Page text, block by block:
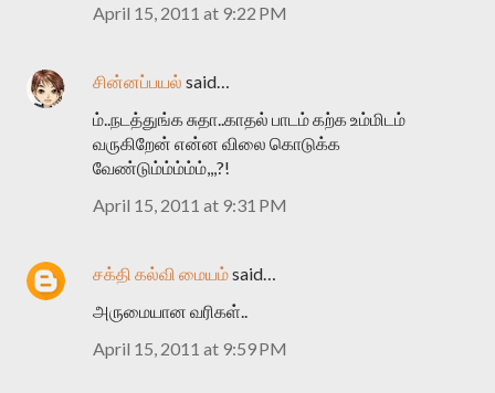
April 15, 2011 at 9:22 PM
சின்னப்பயல் said…
ம்..நடத்துங்க சுதா..காதல் பாடம் கற்க உம்மிடம்
வருகிறேன் என்ன விலை கொடுக்க
வேண்டும்ம்ம்ம்ம்,,,?!
April 15, 2011 at 9:31 PM
சக்தி கல்வி மையம்said…
அருமையான வரிகள்..
April 15, 2011 at 9:59 PM